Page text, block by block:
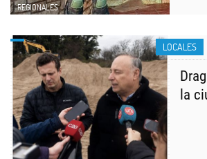
REGIONALES
LOCALES
la